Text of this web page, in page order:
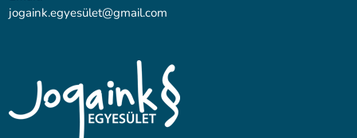
jogaink.egyesület@gmail.com